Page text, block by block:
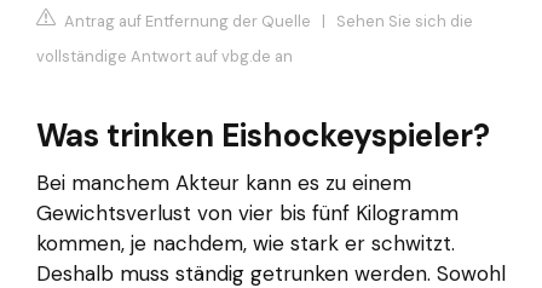
Antrag auf Entfernung der Quelle | Sehen Sie sich die
vollständige Antwort auf vbg.de an
Was trinken Eishockeyspieler?
Bei manchem Akteur kann es zu einem
Gewichtsverlust von vier bis fünf Kilogramm
kommen, je nachdem, wie stark er schwitzt.
Deshalb muss ständig getrunken werden. Sowohl